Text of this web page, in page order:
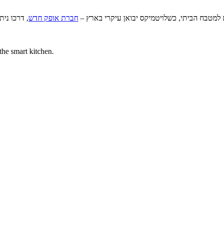
למטבח הביתי, כשלויטמיקס יבואן עיקרי בארץ – חברת אופק חדש, דרכו
smart kitchen.